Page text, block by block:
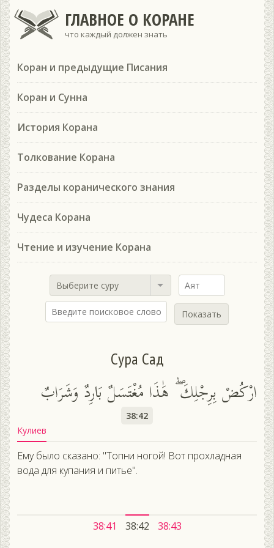
ГЛАВНОЕ О КОРАНЕ
что каждый должен знать
Коран и предыдущие Писания
Коран и Сунна
История Корана
Толкование Корана
Разделы коранического знания
Чудеса Корана
Чтение и изучение Корана
Выберите суру
Показать
Сура Сад
ارْكُضْ بِرِجْلِكَ ۖ هَٰذَا مُغْتَسَلٌ بَارِدٌ وَشَرَابٌ
38:42
Кулиев
Ему было сказано: "Топни ногой! Вот прохладная
вода для купания и питье".
38:41 38:42 38:43